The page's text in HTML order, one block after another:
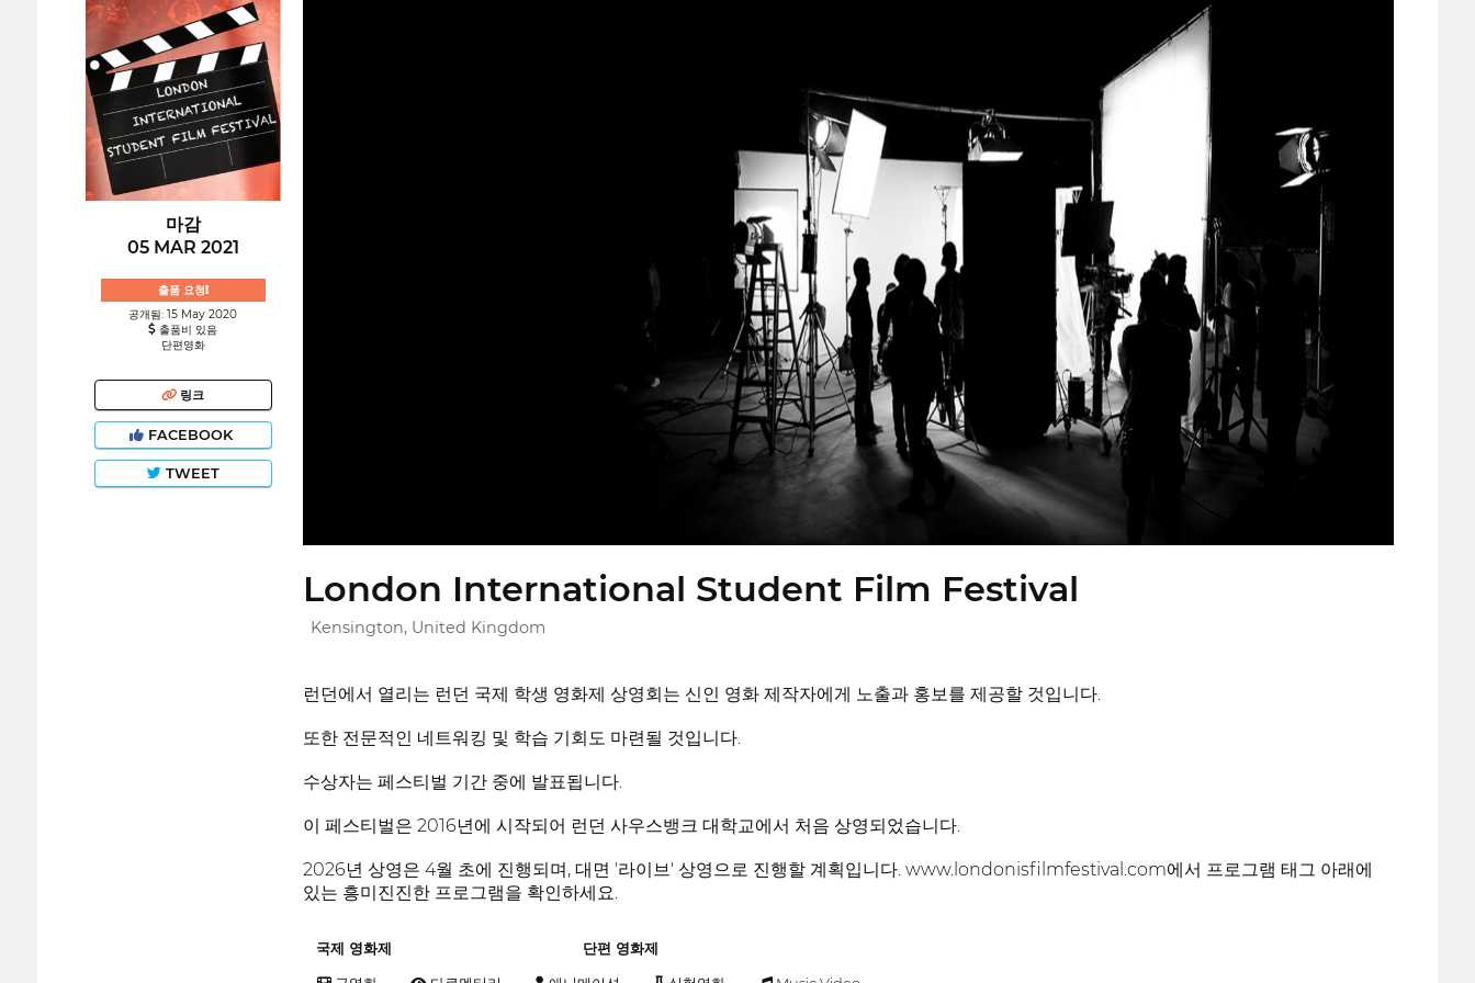
마감
05 MAR 2021
출품 요청!
공개됨: 15 May 2020
출품비 있음
단편영화
링크
FACEBOOK
TWEET
London International Student Film Festival
Kensington, United Kingdom
런던에서 열리는 런던 국제 학생 영화제 상영회는 신인 영화 제작자에게 노출과 홍보를 제공할 것입니다.
또한 전문적인 네트워킹 및 학습 기회도 마련될 것입니다.
수상자는 페스티벌 기간 중에 발표됩니다.
이 페스티벌은 2016년에 시작되어 런던 사우스뱅크 대학교에서 처음 상영되었습니다.
2026년 상영은 4월 초에 진행되며, 대면 '라이브' 상영으로 진행할 계획입니다. www.londonisfilmfestival.com에서 프로그램 태그 아래에
있는 흥미진진한 프로그램을 확인하세요.
국제 영화제 단편 영화제